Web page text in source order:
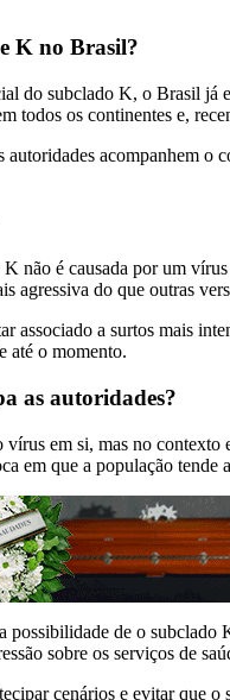
K no Brasil?
do subclado K, o Brasil já
todos os continentes e,
autoridades acompanhem
não é causada por um
agressiva do que outras
associado a surtos mais
até o momento.
as autoridades?
vírus em si, mas no
em que a população tende
possibilidade de o subclado
sobre os serviços de
cenários e evitar que o